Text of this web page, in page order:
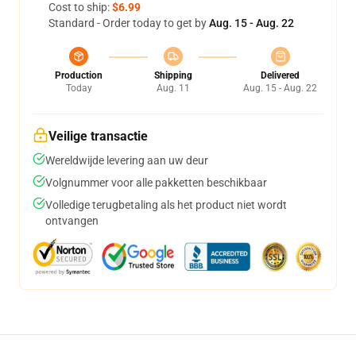
Cost to ship:$6.99
Standard - Order today to get byAug. 15 - Aug. 22
Production
Today
Shipping
Aug. 11
Delivered
Aug. 15 - Aug. 22
Veilige transactie
Wereldwijde levering aan uw deur
Volgnummer voor alle pakketten beschikbaar
Volledige terugbetaling als het product niet wordt
ontvangen